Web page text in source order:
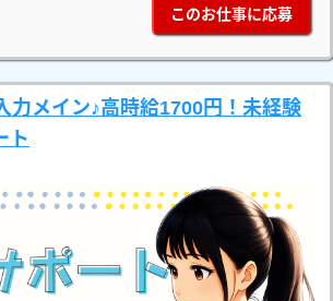
このお仕事に応募
力メイン♪高時給1700円！未経験
ト